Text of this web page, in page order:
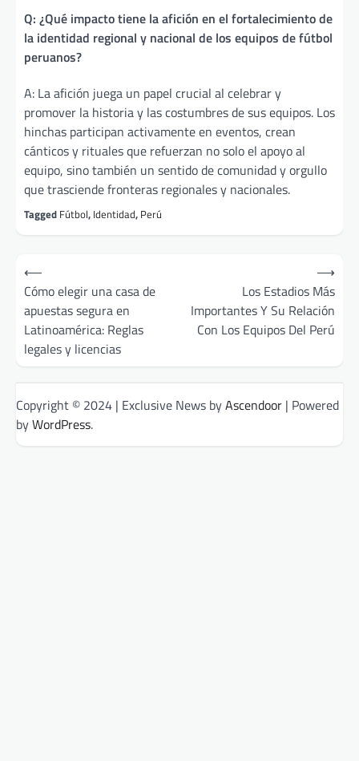
Q: ¿Qué impacto tiene la afición en el fortalecimiento de
la identidad regional y nacional de los equipos de fútbol
peruanos?
A: La afición juega un papel crucial al celebrar y
promover la historia y las costumbres de sus equipos. Los
hinchas participan activamente en eventos, crean
cánticos y rituales que refuerzan no solo el apoyo al
equipo, sino también un sentido de comunidad y orgullo
que trasciende fronteras regionales y nacionales.
Tagged Fútbol, Identidad, Perú
Post
navigation
⟵
Cómo elegir una casa de
apuestas segura en
Latinoamérica: Reglas
legales y licencias
Los Estadios Más
Importantes Y Su Relación
Con Los Equipos Del Perú
⟶
Copyright © 2024 | Exclusive News byAscendoor | Powered
byWordPress.